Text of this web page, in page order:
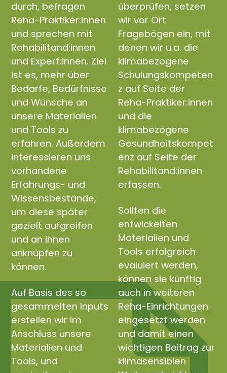
durch, befragen
Reha-Praktiker:innen
und sprechen mit
Rehabilitand:innen
und Expert:innen. Ziel
ist es, mehr über
Bedarfe, Bedürfnisse
und Wünsche an
unsere Materialien
und Tools zu
erfahren. Außerdem
interessieren uns
vorhandene
Erfahrungs- und
Wissensbestände,
um diese später
gezielt aufgreifen
und an ihnen
anknüpfen zu
können.
Auf Basis des so
gesammelten Inputs
erstellen wir im
Anschluss unsere
Materialien und
Tools, und
überprüfen, setzen
wir vor Ort
Fragebögen ein, mit
denen wir u.a. die
klimabezogene
Schulungskompeten
z auf Seite der
Reha-Praktiker:innen
und die
klimabezogene
Gesundheitskompet
enz auf Seite der
Rehabilitand:innen
erfassen.
Sollten die
entwickelten
Materialien und
Tools erfolgreich
evaluiert werden,
können sie künftig
auch in weiteren
Reha-Einrichtungen
eingesetzt werden
und damit einen
wichtigen Beitrag zur
klimasensiblen